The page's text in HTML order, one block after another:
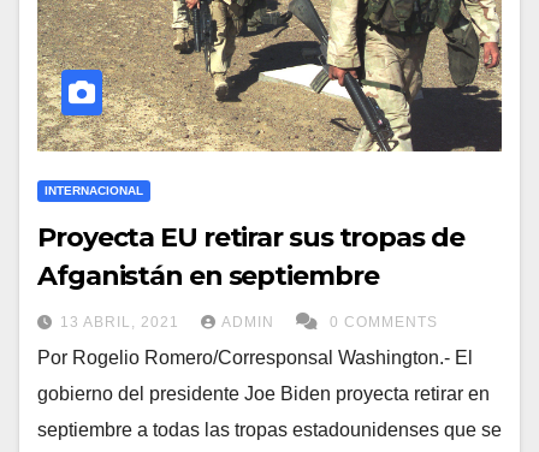
INTERNACIONAL
Proyecta EU retirar sus tropas de
Afganistán en septiembre
13 ABRIL, 2021 ADMIN 0 COMMENTS
Por Rogelio Romero/Corresponsal Washington.- El
gobierno del presidente Joe Biden proyecta retirar en
septiembre a todas las tropas estadounidenses que se